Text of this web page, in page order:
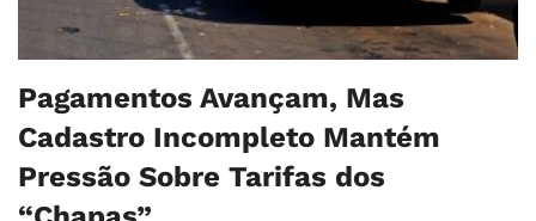
Pagamentos Avançam, Mas
Cadastro Incompleto Mantém
Pressão Sobre Tarifas dos